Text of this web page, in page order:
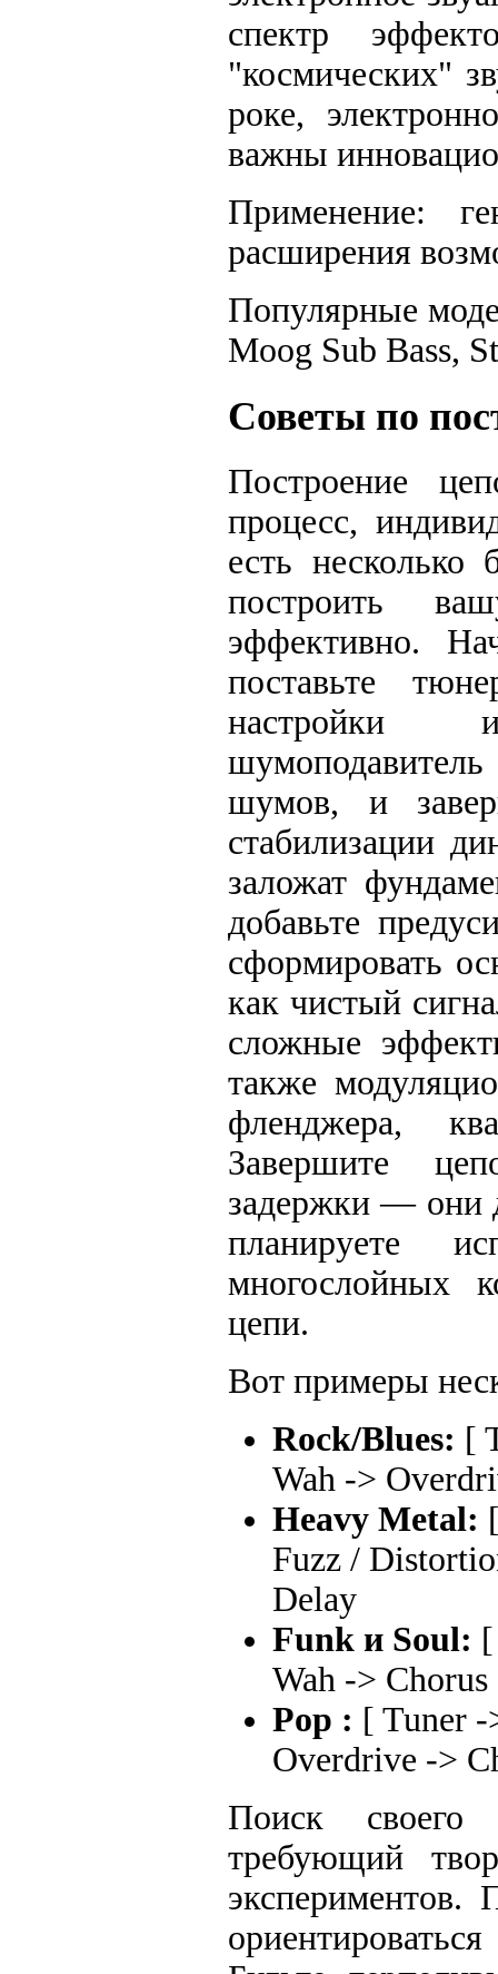
спектр
"космических"
роке,
важны
Применение:
расширения
Популярные
Moog Sub Bass,
Советы по
Построение
процесс,
есть несколько
построить
эффективно.
поставьте
настройки
шумов, и
стабилизации
заложат
добавьте
сформировать
как чистый
сложные
также
фленджера,
Завершите
задержки — они
планируете
многослойных
цепи.
Вот примеры
Rock/Blues: [
Wah ->
Heavy Metal:
Fuzz /
Delay
Funk и Soul:
Wah ->
Pop : [ Tuner -
Overdrive ->
Поиск своего
требующий
экспериментов.